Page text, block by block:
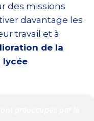
des missions
davantage les
travail et à
de la
lycée